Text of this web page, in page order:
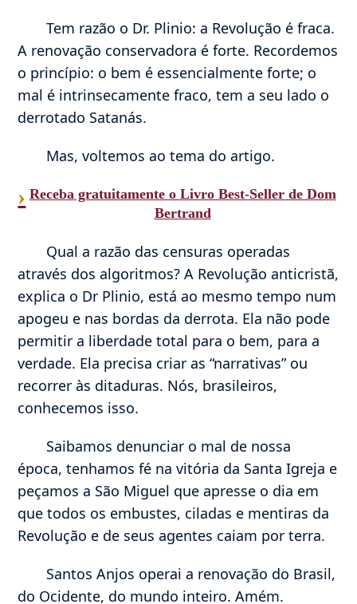
Tem razão o Dr. Plinio: a Revolução é fraca.
A renovação conservadora é forte. Recordemos
o princípio: o bem é essencialmente forte; o
mal é intrinsecamente fraco, tem a seu lado o
derrotado Satanás.
Mas, voltemos ao tema do artigo.
› Receba gratuitamente o Livro Best-Seller de Dom
Bertrand
Qual a razão das censuras operadas
através dos algoritmos? A Revolução anticristã,
explica o Dr Plinio, está ao mesmo tempo num
apogeu e nas bordas da derrota. Ela não pode
permitir a liberdade total para o bem, para a
verdade. Ela precisa criar as “narrativas” ou
recorrer às ditaduras. Nós, brasileiros,
conhecemos isso.
Saibamos denunciar o mal de nossa
época, tenhamos fé na vitória da Santa Igreja e
peçamos a São Miguel que apresse o dia em
que todos os embustes, ciladas e mentiras da
Revolução e de seus agentes caiam por terra.
Santos Anjos operai a renovação do Brasil,
do Ocidente, do mundo inteiro. Amém.